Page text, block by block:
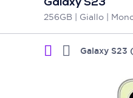
Galaxy S23
256GB | Giallo |
Galaxy